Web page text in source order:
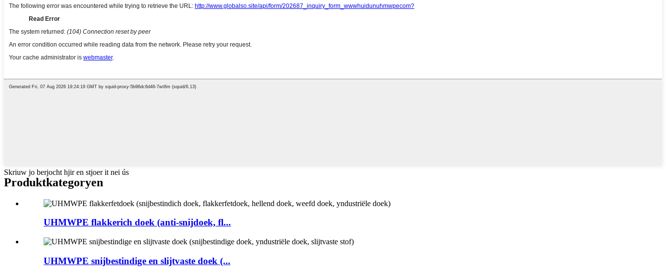
Skriuw jo berjocht hjir en stjoer it nei ús
Produktkategoryen
UHMWPE flakkerich doek (anti-snijdoek, fl...
UHMWPE snijbestindige en slijtvaste doek (...